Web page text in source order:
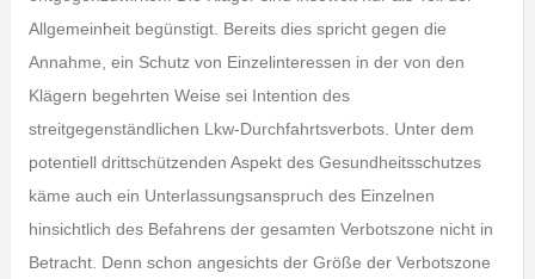
Allgemeinheit begünstigt. Bereits dies spricht gegen die
Annahme, ein Schutz von Einzelinteressen in der von den
Klägern begehrten Weise sei Intention des
streitgegenständlichen Lkw-Durchfahrtsverbots. Unter dem
potentiell drittschützenden Aspekt des Gesundheitsschutzes
käme auch ein Unterlassungsanspruch des Einzelnen
hinsichtlich des Befahrens der gesamten Verbotszone nicht in
Betracht. Denn schon angesichts der Größe der Verbotszone